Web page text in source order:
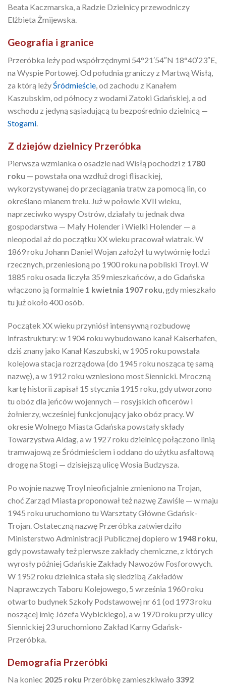
Beata Kaczmarska, a Radzie Dzielnicy przewodniczy
Elżbieta Żmijewska.
Geografia i granice
Przeróbka leży pod współrzędnymi 54°21′54″N 18°40′23″E,
na Wyspie Portowej. Od południa graniczy z Martwą Wisłą,
za którą leży Śródmieście , od zachodu z Kanałem
Kaszubskim, od północy z wodami Zatoki Gdańskiej, a od
wschodu z jedyną sąsiadującą tu bezpośrednio dzielnicą —
Stogami
Z dziejów dzielnicy Przeróbka
Pierwsza wzmianka o osadzie nad Wisłą pochodzi z 1780
roku — powstała ona wzdłuż drogi flisackiej,
wykorzystywanej do przeciągania tratw za pomocą lin, co
określano mianem trelu. Już w połowie XVII wieku,
naprzeciwko wyspy Ostrów, działały tu jednak dwa
gospodarstwa — Mały Holender i Wielki Holender — a
nieopodal aż do początku XX wieku pracował wiatrak. W
1869 roku Johann Daniel Wojan założył tu wytwórnię łodzi
rzecznych, przeniesioną po 1900 roku na pobliski Troyl. W
1885 roku osada liczyła 359 mieszkańców, a do Gdańska
włączono ją formalnie 1 kwietnia 1907 roku, gdy mieszkało
tu już około 400 osób.
Początek XX wieku przyniósł intensywną rozbudowę
infrastruktury: w 1904 roku wybudowano kanał Kaiserhafen,
dziś znany jako Kanał Kaszubski, w 1905 roku powstała
kolejowa stacja rozrządowa (do 1945 roku nosząca tę samą
nazwę), a w 1912 roku wzniesiono most Siennicki. Mroczną
kartę historii zapisał 15 stycznia 1915 roku, gdy utworzono
tu obóz dla jeńców wojennych — rosyjskich oficerów i
żołnierzy, wcześniej funkcjonujący jako obóz pracy. W
okresie Wolnego Miasta Gdańska powstały składy
Towarzystwa Aldag, a w 1927 roku dzielnicę połączono linią
tramwajową ze Śródmieściem i oddano do użytku asfaltową
drogę na Stogi — dzisiejszą ulicę Wosia Budzysza.
Po wojnie nazwę Troyl nieoficjalnie zmieniono na Trojan,
choć Zarząd Miasta proponował też nazwę Zawiśle — w maju
1945 roku uruchomiono tu Warsztaty Główne Gdańsk-
Trojan. Ostateczną nazwę Przeróbka zatwierdziło
Ministerstwo Administracji Publicznej dopiero w 1948 roku
gdy powstawały też pierwsze zakłady chemiczne, z których
wyrosły później Gdańskie Zakłady Nawozów Fosforowych.
W 1952 roku dzielnica stała się siedzibą Zakładów
Naprawczych Taboru Kolejowego, 5 września 1960 roku
otwarto budynek Szkoły Podstawowej nr 61 (od 1973 roku
noszącej imię Józefa Wybickiego), a w 1970 roku przy ulicy
Siennickiej 23 uruchomiono Zakład Karny Gdańsk-
Przeróbka.
Demografia Przeróbki
Na koniec 2025 roku Przeróbkę zamieszkiwało 3392